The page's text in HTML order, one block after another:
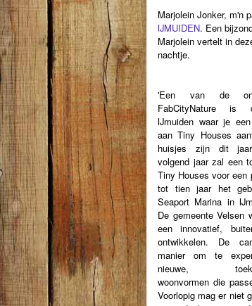
Marjolein Jonker, m'n
IJMUIDEN. Een
Marjolein vertelt in
nachtje.
'Een van de
FabCityNature is
IJmuiden waar je
aan Tiny Houses
huisjes zijn dit
volgend jaar zal een
Tiny Houses voor een
tot tien jaar het
Seaport Marina in
De gemeente Velsen
een innovatief,
ontwikkelen. De
manier om te
nieuwe,
woonvormen die
Voorlopig mag er niet